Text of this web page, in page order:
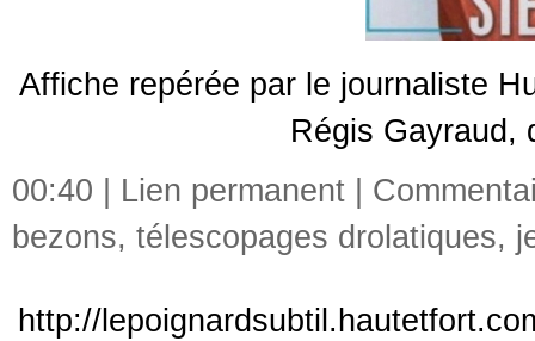
Affiche repérée par le journaliste
Régis Gayraud,
00:40 | Lien permanent
bezons, télescopages drolatiques,
http://